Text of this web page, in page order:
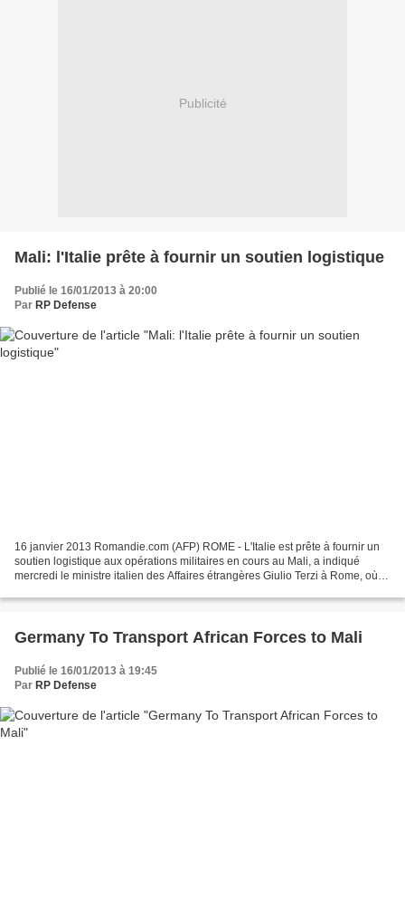
Publicité
Mali: l'Italie prête à fournir un soutien logistique
Publié le 16/01/2013 à 20:00
Par RP Defense
16 janvier 2013 Romandie.com (AFP) ROME - L'Italie est prête à fournir un
soutien logistique aux opérations militaires en cours au Mali, a indiqué
mercredi le ministre italien des Affaires étrangères Giulio Terzi à Rome, où le
Germany To Transport African Forces to Mali
Publié le 16/01/2013 à 19:45
Par RP Defense